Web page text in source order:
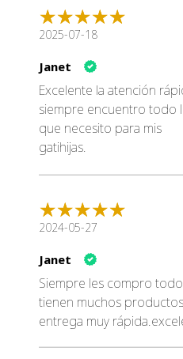
2025-07-18
Janet
Excelente la atención
siempre encuentro todo
que necesito para mis
gatihijas.
2024-05-27
Janet
Siempre les compro
tienen muchos
entrega muy